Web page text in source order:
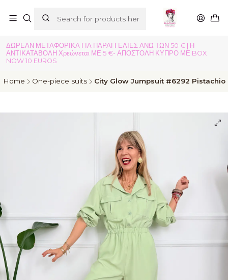
ΔΩΡΕΑΝ ΜΕΤΑΦΟΡΙΚΑ ΓΙΑ ΠΑΡΑΓΓΕΛΙΕΣ ΑΝΩ ΤΩΝ 50 € | Η
ΑΝΤΙΚΑΤΑΒΟΛΗ Χρεώνεται ΜΕ 5 €- ΑΠΟΣΤΟΛΗ ΚΥΠΡΟ ΜΕ BOX
NOW 10 EUROS
Home One-piece suits City Glow Jumpsuit #6292 Pistachio